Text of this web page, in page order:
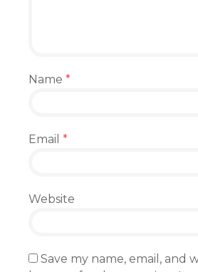
Name *
Email *
Website
Save my name, email, and